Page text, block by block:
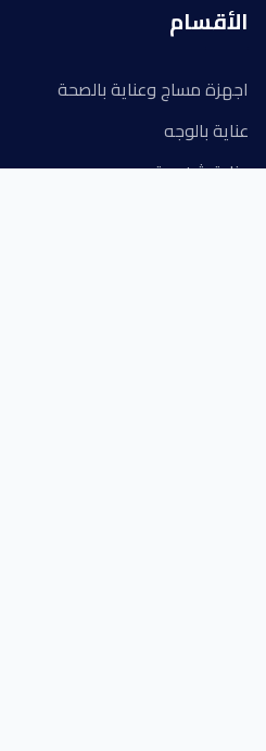
الأقسام
اجهزة مساج وعناية بالصحة
عناية بالوجه
عناية شخصية